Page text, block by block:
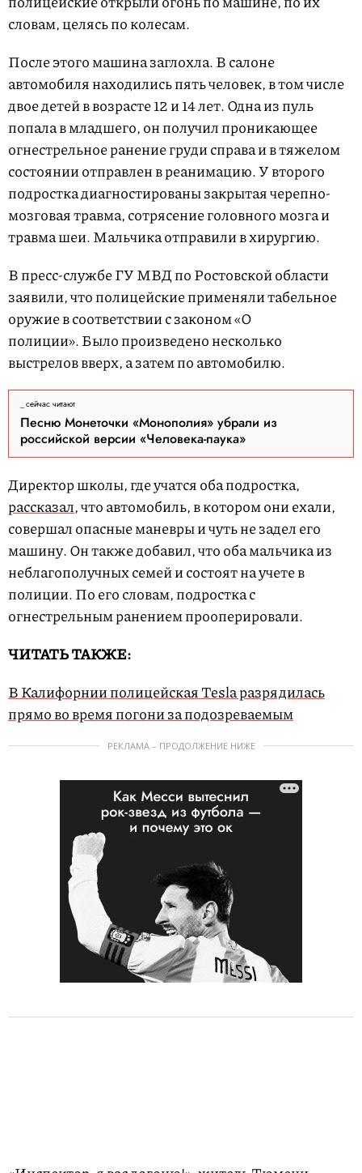
словам, целясь по колесам.
После этого машина заглохла. В салоне
автомобиля находились пять человек, в том числе
двое детей в возрасте 12 и 14 лет. Одна из пуль
попала в младшего, он получил проникающее
огнестрельное ранение груди справа и в тяжелом
состоянии отправлен в реанимацию. У второго
подростка диагностированы закрытая черепно-
мозговая травма, сотрясение головного мозга и
травма шеи. Мальчика отправили в хирургию.
В пресс-службе ГУ МВД по Ростовской области
заявили, что полицейские применяли табельное
оружие в соответствии с законом «О
полиции». Было произведено несколько
выстрелов вверх, а затем по автомобилю.
сейчас читают
Песню Монеточки «Монополия» убрали из
российской версии «Человека-паука»
Директор школы, где учатся оба подростка,
рассказал, что автомобиль, в котором они ехали,
совершал опасные маневры и чуть не задел его
машину. Он также добавил, что оба мальчика из
неблагополучных семей и состоят на учете в
полиции. По его словам, подростка с
огнестрельным ранением прооперировали.
ЧИТАТЬ ТАКЖЕ:
В Калифорнии полицейская Tesla разрядилась
прямо во время погони за подозреваемым
РЕКЛАМА – ПРОДОЛЖЕНИЕ НИЖЕ